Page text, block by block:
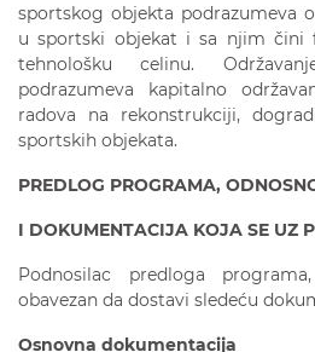
sportskog objekta podrazumeva
u sportski objekat i sa njim čini
tehnološku celinu.
podrazumeva kapitalno
radova na rekonstrukciji,
sportskih objekata.
PREDLOG PROGRAMA,
I DOKUMENTACIJA KOJA SE UZ
Podnosilac predloga
obavezan da dostavi sledeću
Osnovna dokumentacija